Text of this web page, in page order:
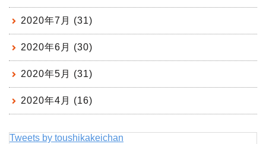
2020年7月 (31)
2020年6月 (30)
2020年5月 (31)
2020年4月 (16)
Tweets by toushikakeichan